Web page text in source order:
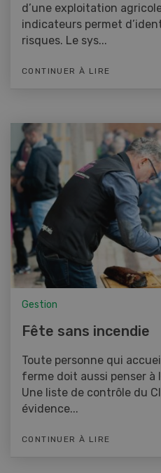
d’une exploitation
indicateurs permet
risques. Le sys...
CONTINUER À LIRE
Gestion
Fête sans incendie
Toute personne qui
ferme doit aussi penser
Une liste de contrôle du
évidence...
CONTINUER À LIRE